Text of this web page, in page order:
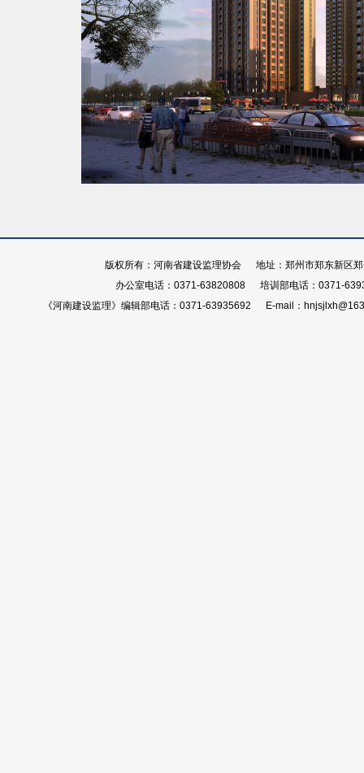
版权所有：河南省建设监理协会 地址：郑州市郑东新区
办公室电话：0371-63820808 培训部电话：0371-
《河南建设监理》编辑部电话：0371-63935692 E-mail：